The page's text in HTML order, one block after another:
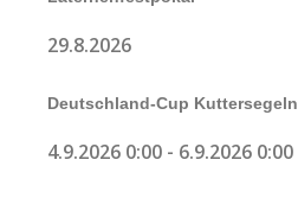
29.8.2026
Deutschland-Cup
4.9.2026 0:00 - 6.9.2026 0:00